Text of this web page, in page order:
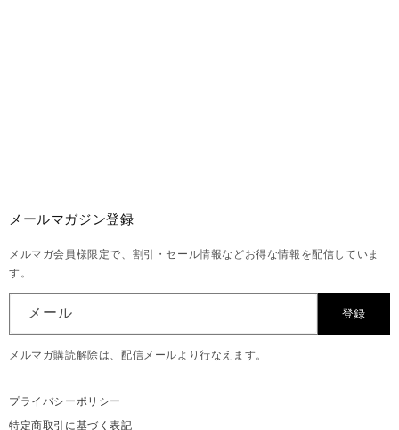
メールマガジン登録
メルマガ会員様限定で、割引・セール情報などお得な情報を配信していま
す。
メール 登録
メルマガ購読解除は、配信メールより行なえます。
プライバシーポリシー
特定商取引に基づく表記